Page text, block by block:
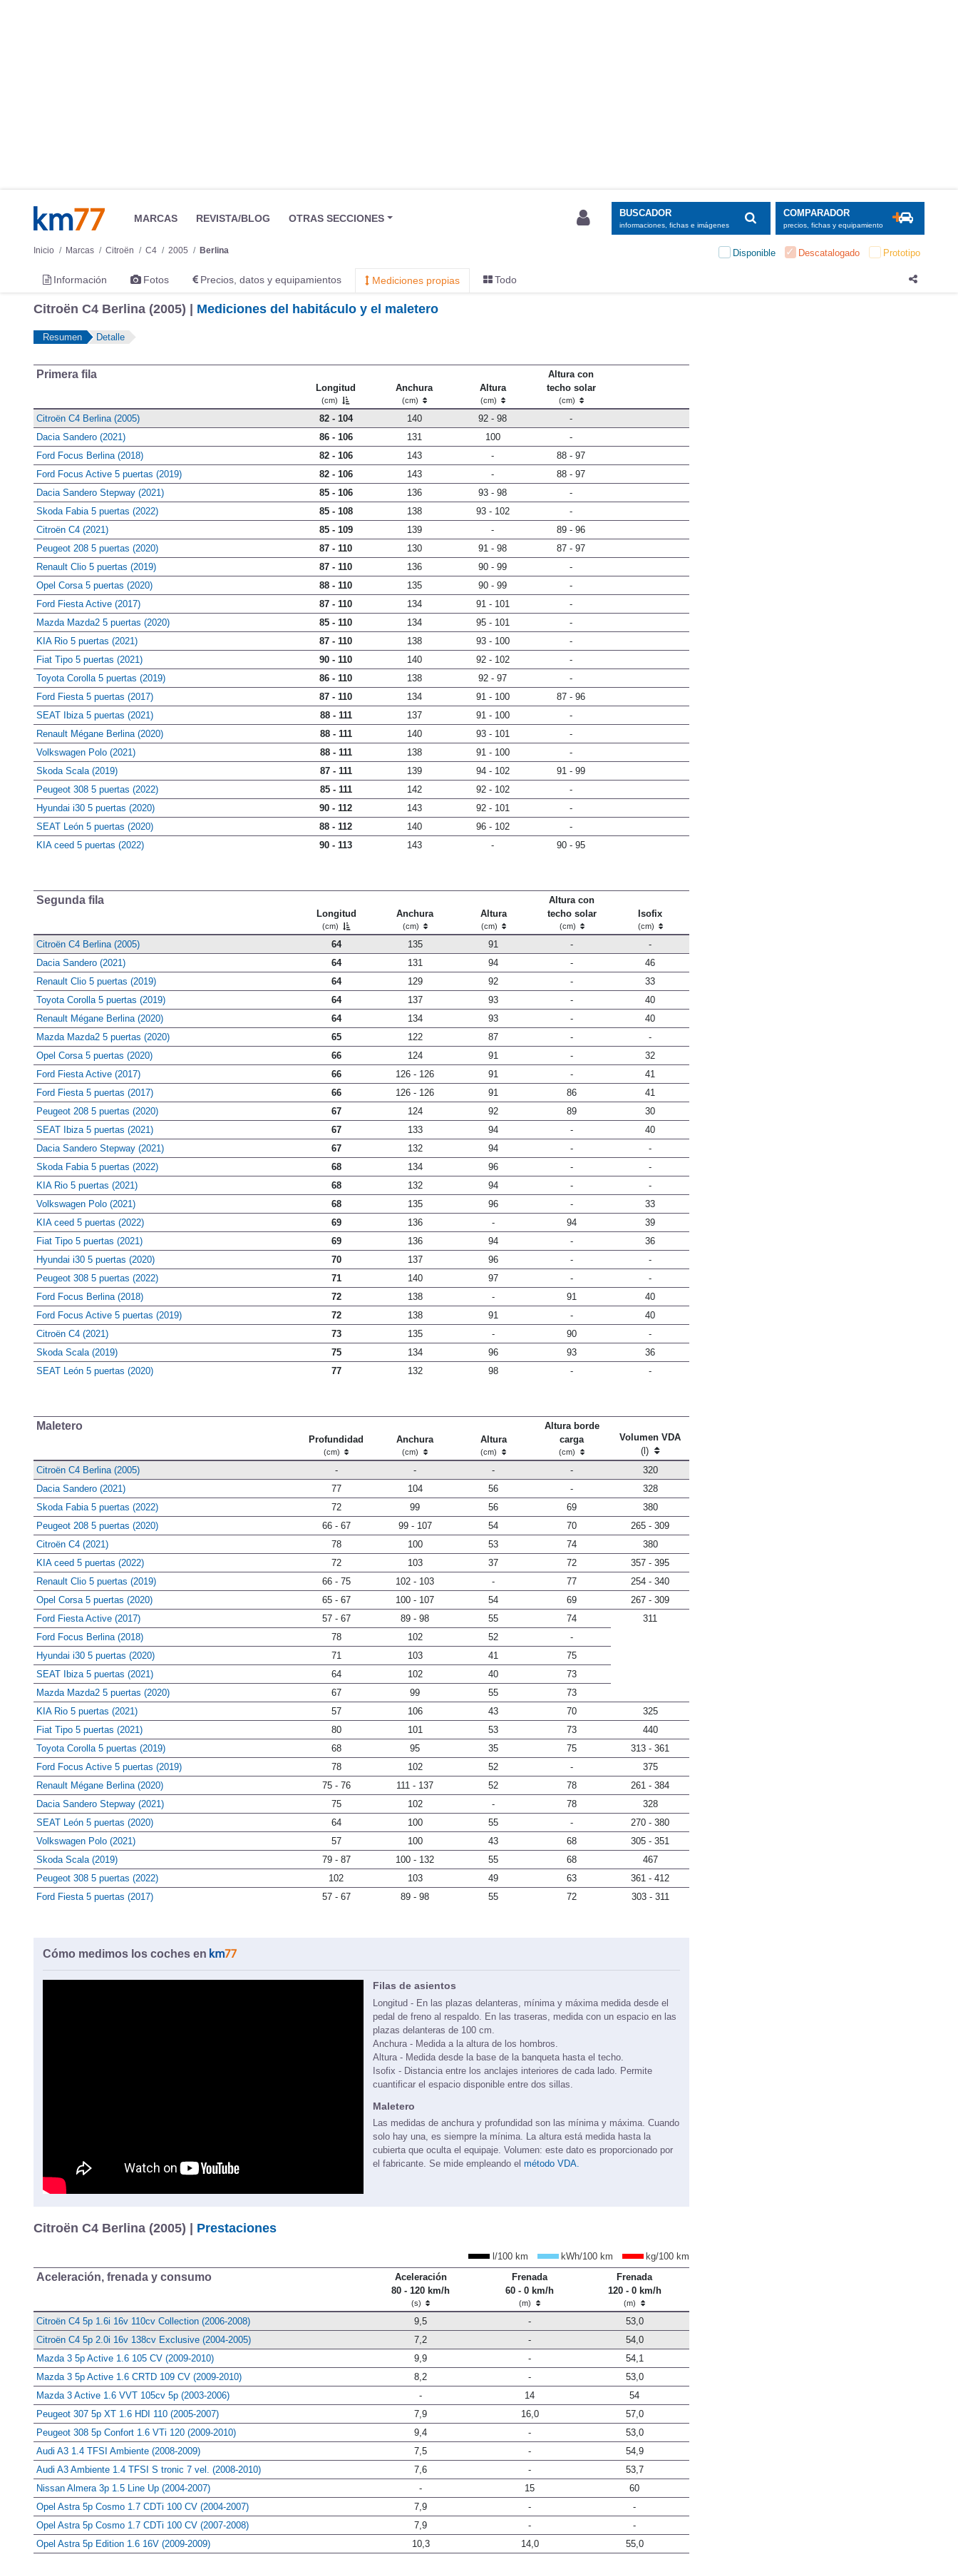
MARCAS REVISTA/BLOG OTRAS SECCIONES BUSCADOR
informaciones, fichas e imágenes
COMPARADOR
precios, fichas y equipamiento
Inicio Marcas Citroën C4 2005 Berlina Disponible Descatalogado Prototipo
Información Fotos Precios, datos y equipamientos Mediciones propias Todo
Citroën C4 Berlina (2005) | Mediciones del habitáculo y el maletero
Resumen Detalle
Primera fila
Longitud
(cm)
Anchura
(cm)
Altura
(cm)
Altura con
techo solar
(cm)
Citroën C4 Berlina (2005) 82 - 104 140 92 - 98
-
Dacia Sandero (2021)
86 - 106 131 100
-
Ford Focus Berlina (2018)
82 - 106 143 -
88 - 97
Ford Focus Active 5 puertas (2019)
82 - 106 143 -
88 - 97
Dacia Sandero Stepway (2021)
85 - 106 136 93 - 98
-
Skoda Fabia 5 puertas (2022)
85 - 108 138 93 - 102
-
Citroën C4 (2021)
85 - 109 139 -
89 - 96
Peugeot 208 5 puertas (2020)
87 - 110 130 91 - 98
87 - 97
Renault Clio 5 puertas (2019)
87 - 110 136 90 - 99
-
Opel Corsa 5 puertas (2020)
88 - 110 135 90 - 99
-
Ford Fiesta Active (2017)
87 - 110 134 91 - 101
-
Mazda Mazda2 5 puertas (2020)
85 - 110 134 95 - 101
-
KIA Rio 5 puertas (2021)
87 - 110 138 93 - 100
-
Fiat Tipo 5 puertas (2021)
90 - 110 140 92 - 102
-
Toyota Corolla 5 puertas (2019)
86 - 110 138 92 - 97
-
Ford Fiesta 5 puertas (2017)
87 - 110 134 91 - 100
87 - 96
SEAT Ibiza 5 puertas (2021)
88 - 111 137 91 - 100
-
Renault Mégane Berlina (2020)
88 - 111 140 93 - 101
-
Volkswagen Polo (2021)
88 - 111 138 91 - 100
-
Skoda Scala (2019)
87 - 111 139 94 - 102
91 - 99
Peugeot 308 5 puertas (2022)
85 - 111 142 92 - 102
-
Hyundai i30 5 puertas (2020)
90 - 112 143 92 - 101
-
SEAT León 5 puertas (2020)
88 - 112 140 96 - 102
-
KIA ceed 5 puertas (2022)
90 - 113 143 - 90 - 95
Segunda fila
Longitud
(cm)
Anchura
(cm)
Altura
(cm)
Altura con
techo solar
(cm)
Isofix
(cm)
Citroën C4 Berlina (2005) 64 135 91 -
-
Dacia Sandero (2021)
64 131 94 -
46
Renault Clio 5 puertas (2019)
64 129 92 -
33
Toyota Corolla 5 puertas (2019)
64 137 93 -
40
Renault Mégane Berlina (2020)
64 134 93 -
40
Mazda Mazda2 5 puertas (2020)
65 122 87 -
-
Opel Corsa 5 puertas (2020)
66 124 91 -
32
Ford Fiesta Active (2017)
66 126 - 126 91 -
41
Ford Fiesta 5 puertas (2017)
66 126 - 126 91 86
41
Peugeot 208 5 puertas (2020)
67 124 92 89
30
SEAT Ibiza 5 puertas (2021)
67 133 94 -
40
Dacia Sandero Stepway (2021)
67 132 94 -
-
Skoda Fabia 5 puertas (2022)
68 134 96 -
-
KIA Rio 5 puertas (2021)
68 132 94 -
-
Volkswagen Polo (2021)
68 135 96 -
33
KIA ceed 5 puertas (2022)
69 136 - 94
39
Fiat Tipo 5 puertas (2021)
69 136 94 -
36
Hyundai i30 5 puertas (2020)
70 137 96 -
-
Peugeot 308 5 puertas (2022)
71 140 97 -
-
Ford Focus Berlina (2018)
72 138 - 91
40
Ford Focus Active 5 puertas (2019)
72 138 91 -
40
Citroën C4 (2021)
73 135 - 90
-
Skoda Scala (2019)
75 134 96 93
36
SEAT León 5 puertas (2020)
77 132 98 - -
Maletero
Profundidad
(cm)
Anchura
(cm)
Altura
(cm)
Altura borde
carga
(cm)
Volumen VDA
(l)
Citroën C4 Berlina (2005)
- - - -
320
Dacia Sandero (2021)
77 104 56 -
328
Skoda Fabia 5 puertas (2022)
72 99 56 69
380
Peugeot 208 5 puertas (2020)
66 - 67 99 - 107 54 70
265 - 309
Citroën C4 (2021)
78 100 53 74
380
KIA ceed 5 puertas (2022)
72 103 37 72
357 - 395
Renault Clio 5 puertas (2019)
66 - 75 102 - 103 - 77
254 - 340
Opel Corsa 5 puertas (2020)
65 - 67 100 - 107 54 69
267 - 309
Ford Fiesta Active (2017)
57 - 67 89 - 98 55 74
311
Ford Focus Berlina (2018)
78 102 52
-
Hyundai i30 5 puertas (2020)
71 103 41
75
SEAT Ibiza 5 puertas (2021)
64 102 40
73
Mazda Mazda2 5 puertas (2020)
67 99 55
73
KIA Rio 5 puertas (2021)
57 106 43 70
325
Fiat Tipo 5 puertas (2021)
80 101 53 73
440
Toyota Corolla 5 puertas (2019)
68 95 35 75
313 - 361
Ford Focus Active 5 puertas (2019)
78 102 52 -
375
Renault Mégane Berlina (2020)
75 - 76 111 - 137 52 78
261 - 384
Dacia Sandero Stepway (2021)
75 102 - 78
328
SEAT León 5 puertas (2020)
64 100 55 -
270 - 380
Volkswagen Polo (2021)
57 100 43 68
305 - 351
Skoda Scala (2019)
79 - 87 100 - 132 55 68
467
Peugeot 308 5 puertas (2022)
102 103 49 63
361 - 412
Ford Fiesta 5 puertas (2017)
57 - 67 89 - 98 55 72 303 - 311
Cómo medimos los coches en
Filas de asientos
Longitud - En las plazas delanteras, mínima y máxima medida desde el
pedal de freno al respaldo. En las traseras, medida con un espacio en las
plazas delanteras de 100 cm.
Anchura - Medida a la altura de los hombros.
Altura - Medida desde la base de la banqueta hasta el techo.
Isofix - Distancia entre los anclajes interiores de cada lado. Permite
cuantificar el espacio disponible entre dos sillas.
Maletero
Las medidas de anchura y profundidad son las mínima y máxima. Cuando
solo hay una, es siempre la mínima. La altura está medida hasta la
cubierta que oculta el equipaje. Volumen: este dato es proporcionado por
el fabricante. Se mide empleando el método VDA.
Citroën C4 Berlina (2005) | Prestaciones
l/100 km kWh/100 km kg/100 km
Aceleración, frenada y consumo
Aceleración
80 - 120 km/h
(s)
Frenada
60 - 0 km/h
(m)
Frenada
120 - 0 km/h
(m)
Citroën C4 5p 1.6i 16v 110cv Collection (2006-2008) 9,5 -
53,0
Citroën C4 5p 2.0i 16v 138cv Exclusive (2004-2005)
7,2 -
54,0
Mazda 3 5p Active 1.6 105 CV (2009-2010)
9,9 -
54,1
Mazda 3 5p Active 1.6 CRTD 109 CV (2009-2010)
8,2 -
53,0
Mazda 3 Active 1.6 VVT 105cv 5p (2003-2006)
- 14
54
Peugeot 307 5p XT 1.6 HDI 110 (2005-2007)
7,9 16,0
57,0
Peugeot 308 5p Confort 1.6 VTi 120 (2009-2010)
9,4 -
53,0
Audi A3 1.4 TFSI Ambiente (2008-2009)
7,5 -
54,9
Audi A3 Ambiente 1.4 TFSI S tronic 7 vel. (2008-2010)
7,6 -
53,7
Nissan Almera 3p 1.5 Line Up (2004-2007)
- 15
60
Opel Astra 5p Cosmo 1.7 CDTi 100 CV (2004-2007)
7,9 -
-
Opel Astra 5p Cosmo 1.7 CDTi 100 CV (2007-2008)
7,9 -
-
Opel Astra 5p Edition 1.6 16V (2009-2009)
10,3 14,0 55,0